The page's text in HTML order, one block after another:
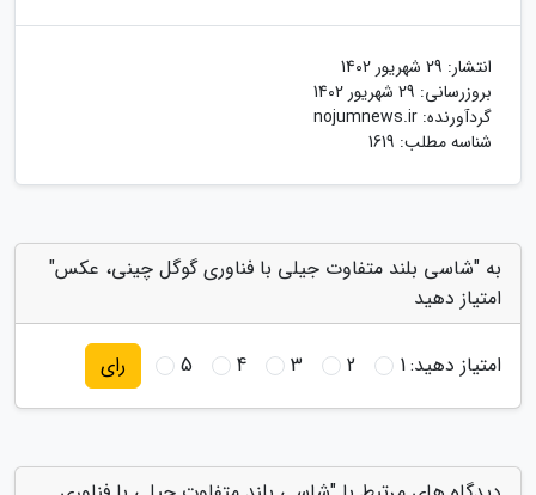
انتشار: 29 شهریور 1402
بروزرسانی: 29 شهریور 1402
گردآورنده: nojumnews.ir
شناسه مطلب: 1619
به "شاسی بلند متفاوت جیلی با فناوری گوگل چینی، عکس"
امتیاز دهید
امتیاز دهید:1
2
3
4
5 رای